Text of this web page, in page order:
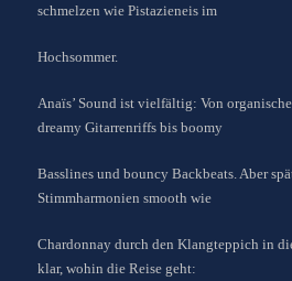
schmelzen wie Pistazieneis im
Hochsommer.
Anaïs’ Sound ist vielfältig: Von
dreamy Gitarrenriffs bis boomy
Basslines und bouncy Backbeats. Aber
Stimmharmonien smooth wie
Chardonnay durch den Klangteppich in
klar, wohin die Reise geht: